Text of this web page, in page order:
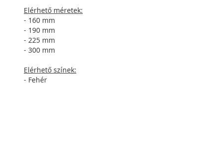
Elérhető méretek:
- 160 mm
- 190 mm
- 225 mm
- 300 mm
Elérhető színek:
- Fehér